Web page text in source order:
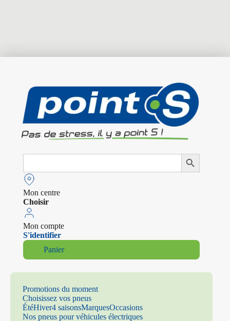
Search
Search Button
Mon centre
Choisir
Mon compte
S'identifier
Panier
Promotions du moment
Choisissez vos pneus
ÉtéHiver4 saisonsMarquesOccasions
Nos pneus pour véhicules électriques